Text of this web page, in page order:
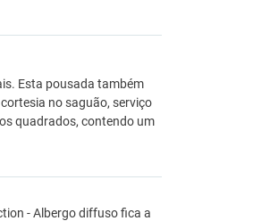
Esta pousada também
no saguão, serviço
quadrados, contendo um
- Albergo diffuso fica a